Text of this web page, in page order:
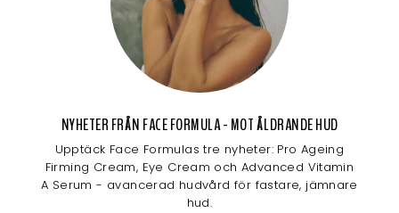
NYHETER FRÅN FACE FORMULA - MOT ÅLDRANDE HUD
Upptäck Face Formulas tre nyheter: Pro Ageing
Firming Cream, Eye Cream och Advanced Vitamin
A Serum - avancerad hudvård för fastare, jämnare
hud.